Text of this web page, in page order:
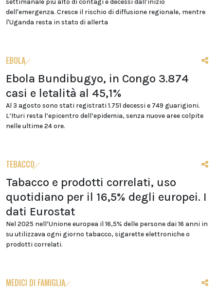
settimanale più alto di contagi e decessi dall'inizio
dell'emergenza. Cresce il rischio di diffusione regionale, mentre
l'Uganda resta in stato di allerta
EBOLA
Ebola Bundibugyo, in Congo 3.874
casi e letalità al 45,1%
Al 3 agosto sono stati registrati 1.751 decessi e 749 guarigioni.
L’Ituri resta l’epicentro dell’epidemia, senza nuove aree colpite
nelle ultime 24 ore.
TEBACCO
Tabacco e prodotti correlati, uso
quotidiano per il 16,5% degli europei. I
dati Eurostat
Nel 2025 nell’Unione europea il 16,5% delle persone dai 16 anni in
su utilizzava ogni giorno tabacco, sigarette elettroniche o
prodotti correlati.
MEDICI DI FAMIGLIA